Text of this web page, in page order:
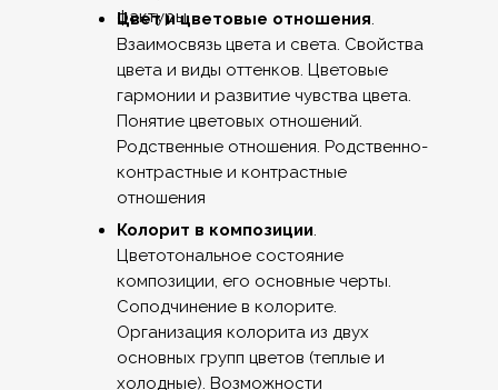
фактуры.
Цвет и цветовые отношения.
Взаимосвязь цвета и света. Свойства
цвета и виды оттенков. Цветовые
гармонии и развитие чувства цвета.
Понятие цветовых отношений.
Родственные отношения. Родственно-
контрастные и контрастные
отношения
Колорит в композиции.
Цветотональное состояние
композиции, его основные черты.
Соподчинение в колорите.
Организация колорита из двух
основных групп цветов (теплые и
холодные). Возможности